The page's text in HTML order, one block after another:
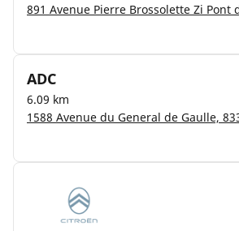
ADC
6.09 km